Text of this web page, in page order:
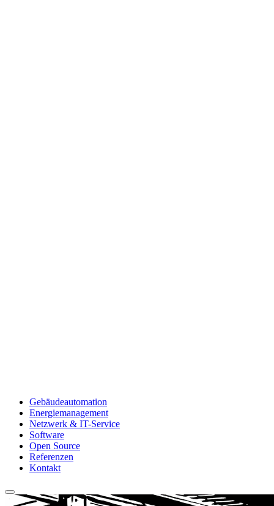
Gebäudeautomation
Energiemanagement
Netzwerk & IT-Service
Software
Open Source
Referenzen
Kontakt